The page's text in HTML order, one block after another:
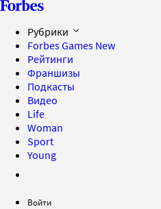
Рубрики
Forbes Games New
Рейтинги
Франшизы
Подкасты
Видео
Life
Woman
Sport
Young
Войти